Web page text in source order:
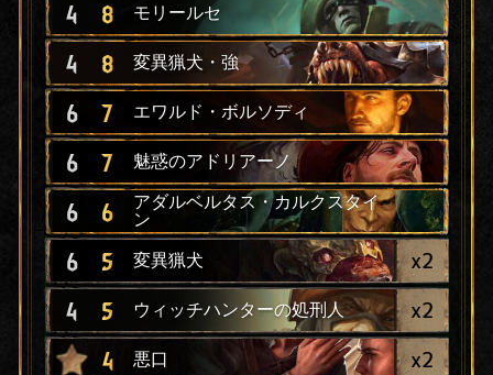
4 8 モリールセ
4 8 変異猟犬・強
6 7 エワルド・ボルソディ
6 7 魅惑のアドリアーノ
6 6
アダルベルタス・カルクスタイ
ン
6 5 変異猟犬 x2
4 5 ウィッチハンターの処刑人 x2
4 悪口 x2